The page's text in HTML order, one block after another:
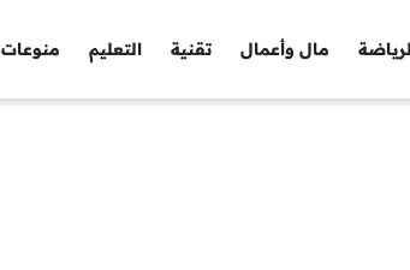
مال وأعمال تقنية التعليم منوعات